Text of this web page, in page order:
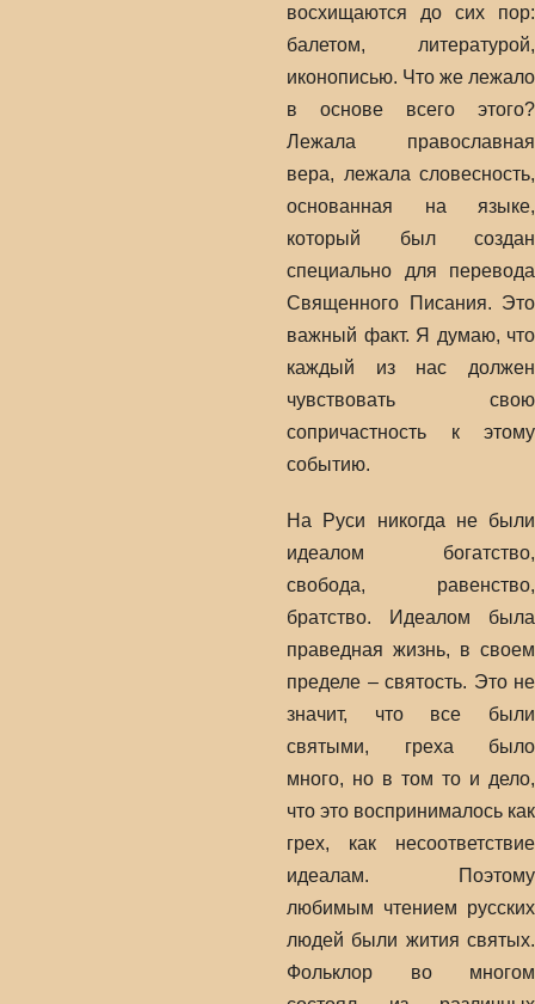
восхищаются до сих пор:
балетом, литературой,
иконописью. Что же лежало
в основе всего этого?
Лежала православная
вера, лежала словесность,
основанная на языке,
который был создан
специально для перевода
Священного Писания. Это
важный факт. Я думаю, что
каждый из нас должен
чувствовать свою
сопричастность к этому
событию.
На Руси никогда не были
идеалом богатство,
свобода, равенство,
братство. Идеалом была
праведная жизнь, в своем
пределе – святость. Это не
значит, что все были
святыми, греха было
много, но в том то и дело,
что это воспринималось как
грех, как несоответствие
идеалам. Поэтому
любимым чтением русских
людей были жития святых.
Фольклор во многом